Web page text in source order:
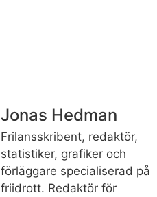
Jonas Hedman
Frilansskribent, redaktör,
statistiker, grafiker och
förläggare specialiserad på
friidrott. Redaktör för